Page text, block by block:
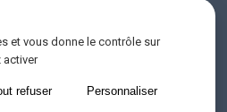
et vous donne le contrôle sur
activer
refuser Personnaliser